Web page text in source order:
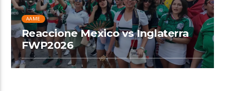
AAME
Reaccione Mexico vs Inglaterra
FWP2026